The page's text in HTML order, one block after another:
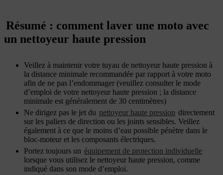
Résumé : comment laver une moto avec
un nettoyeur haute pression
Veillez à maintenir votre tuyau de nettoyeur haute pression à
la distance minimale recommandée par rapport à votre moto
afin de ne pas l’endommager (veuillez consulter le mode
d’emploi de votre nettoyeur haute pression ; la distance
minimale est généralement de 30 centimètres)
Ne dirigez pas le jet du nettoyeur haute pression directement
sur les paliers de direction ou les joints sensibles. Veillez
également à ce que le moins d’eau possible pénètre dans le
bloc-moteur et les composants électriques.
Portez toujours un équipement de protection individuelle
lorsque vous utilisez le nettoyeur haute pression, comme
indiqué dans son mode d’emploi.